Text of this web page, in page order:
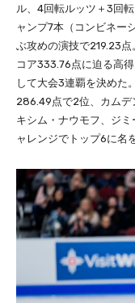
ル、4回転ルッツ＋3回
ャンプ7本（コンビネー
ぶ攻めの演技で219.23
コア333.76点に迫る高
して大会3連覇を決めた
286.49点で2位、カムデ
キシム・ナウモフ、ジ
ャレンジでトップ6に名